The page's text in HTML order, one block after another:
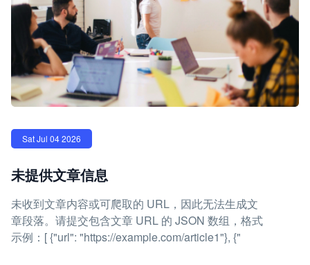
Sat Jul 04 2026
未提供文章信息
未收到文章内容或可爬取的 URL，因此无法生成文
章段落。请提交包含文章 URL 的 JSON 数组，格式
示例：[ {"url": "https://example.com/article1"}, {"